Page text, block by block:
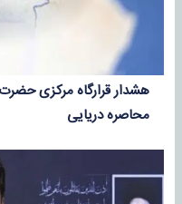
هشدار قرارگاه مرکزی حضرت
محاصره دریایی